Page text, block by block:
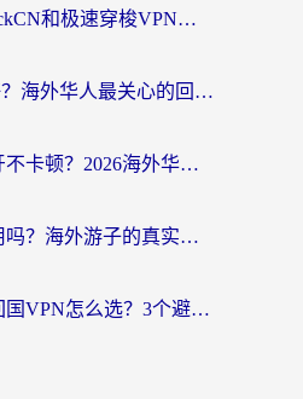
海外党必看：ChickCN和极速穿梭VPN好用吗？3招教你选对回国加速器无缝刷国内资源
斧牛和light哪个好？海外华人最关心的回国加速器选择难题，一篇讲透
在国外怎么用虎牙不卡顿？2026海外华人亲测有效的回国加速器选择指南
斧牛和加速喵好用吗？海外游子的真实选择困境
马来西亚留学生回国VPN怎么选？3个避坑点+1款实测好用的加速器推荐